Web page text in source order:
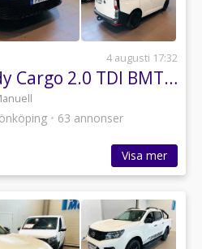
4 augusti 17:32
Volkswagen Caddy Cargo 2.0 TDI BMT Euro 6 *Drag*
• 63 annonser
Visa mer